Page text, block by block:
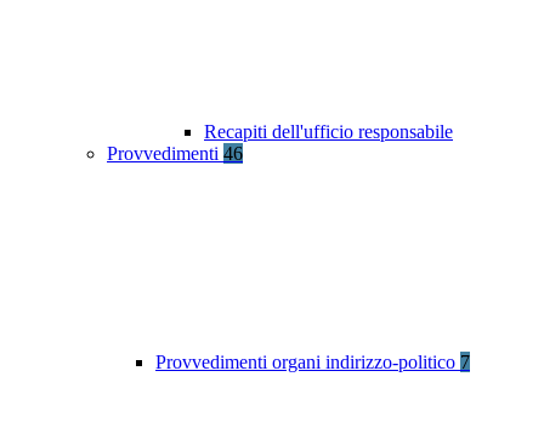
Recapiti dell'ufficio responsabile
Provvedimenti 46
Provvedimenti organi indirizzo-politico 7